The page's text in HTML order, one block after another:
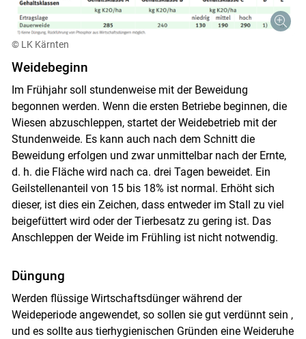
© LK Kärnten
Weidebeginn
Im Frühjahr soll stundenweise mit der Beweidung
begonnen werden. Wenn die ersten Betriebe beginnen, die
Wiesen abzuschleppen, startet der Weidebetrieb mit der
Stundenweide. Es kann auch nach dem Schnitt die
Beweidung erfolgen und zwar unmittelbar nach der Ernte,
d. h. die Fläche wird nach ca. drei Tagen beweidet. Ein
Geilstellenanteil von 15 bis 18% ist normal. Erhöht sich
dieser, ist dies ein Zeichen, dass entweder im Stall zu viel
beigefüttert wird oder der Tierbesatz zu gering ist. Das
Anschleppen der Weide im Frühling ist nicht notwendig.
Düngung
Werden flüssige Wirtschaftsdünger während der
Weideperiode angewendet, so sollen sie gut verdünnt sein ,
und es sollte aus tierhygienischen Gründen eine Weideruhe